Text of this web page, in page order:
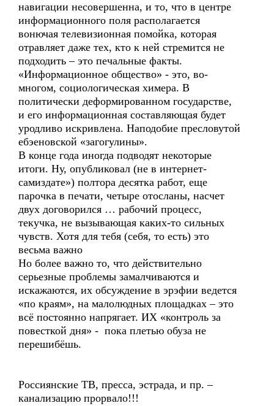
навигации несовершенна, и то, что в центре
информационного поля располагается
вонючая телевизионная помойка, которая
отравляет даже тех, кто к ней стремится не
подходить – это печальные факты.
«Информационное общество» - это, во-
многом, социологическая химера. В
политически деформированном государстве,
и его информационная составляющая будет
уродливо искривлена. Наподобие пресловутой
ебэеновской «загогулины».
В конце года иногда подводят некоторые
итоги. Ну, опубликовал (не в интернет-
самиздате») полтора десятка работ, еще
парочка в печати, четыре отосланы, насчет
двух договорился … рабочий процесс,
текучка, не вызывающая каких-то сильных
чувств. Хотя для тебя (себя, то есть) это
весьма важно
Но более важно то, что действительно
серьезные проблемы замалчиваются и
искажаются, их обсуждение в эрэфии ведется
«по краям», на малолюдных площадках – это
всё постоянно напрягает. ИХ «контроль за
повесткой дня» - пока плетью обуза не
перешибёшь.
Россиянские ТВ, пресса, эстрада, и пр. –
канализацию прорвало!!!